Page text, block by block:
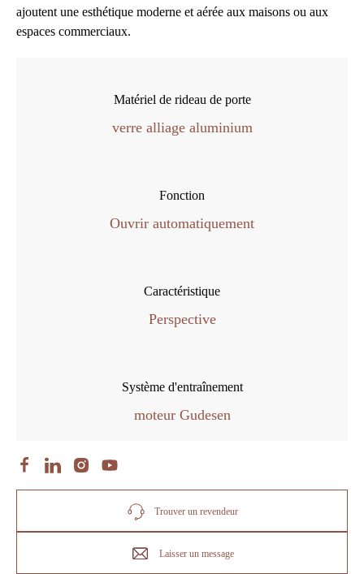
ajoutent une esthétique moderne et aérée aux maisons ou aux
espaces commerciaux.
Matériel de rideau de porte
verre alliage aluminium
Fonction
Ouvrir automatiquement
Caractéristique
Perspective
Système d'entraînement
moteur Gudesen
Trouver un revendeur
Laisser un message